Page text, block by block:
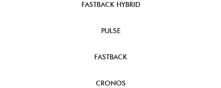
FASTBACK HYBRID
PULSE
FASTBACK
CRONOS